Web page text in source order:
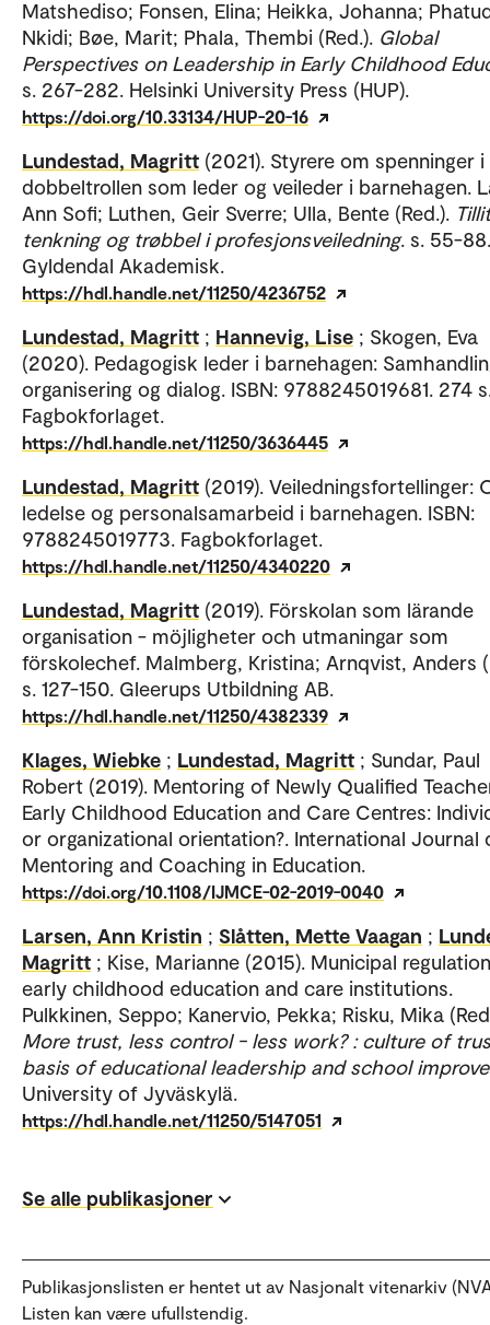
Matshediso; Fonsen, Elina; Heikka, Johanna;
Nkidi; Bøe, Marit; Phala, Thembi (Red.). Global
Perspectives on Leadership in Early Childhood
s. 267-282. Helsinki University Press (HUP).
https://doi.org/10.33134/HUP-20-16
Lundestad, Magritt (2021). Styrere om spenninger i
dobbeltrollen som leder og veileder i barnehagen.
Ann Sofi; Luthen, Geir Sverre; Ulla, Bente (Red.).
tenkning og trøbbel i profesjonsveiledning. s. 55-88.
Gyldendal Akademisk.
https://hdl.handle.net/11250/4236752
Lundestad, Magritt ; Hannevig, Lise ; Skogen, Eva
(2020). Pedagogisk leder i barnehagen:
organisering og dialog. ISBN: 9788245019681. 274
Fagbokforlaget.
https://hdl.handle.net/11250/3636445
Lundestad, Magritt (2019). Veiledningsfortellinger:
ledelse og personalsamarbeid i barnehagen. ISBN:
9788245019773. Fagbokforlaget.
https://hdl.handle.net/11250/4340220
Lundestad, Magritt (2019). Förskolan som lärande
organisation - möjligheter och utmaningar som
förskolechef. Malmberg, Kristina; Arnqvist, Anders
s. 127-150. Gleerups Utbildning AB.
https://hdl.handle.net/11250/4382339
Klages, Wiebke ; Lundestad, Magritt ; Sundar, Paul
Robert (2019). Mentoring of Newly Qualified
Early Childhood Education and Care Centres:
or organizational orientation?. International Journal
Mentoring and Coaching in Education.
https://doi.org/10.1108/IJMCE-02-2019-0040
Larsen, Ann Kristin ; Slåtten, Mette Vaagan ;
Magritt ; Kise, Marianne (2015). Municipal
early childhood education and care institutions.
Pulkkinen, Seppo; Kanervio, Pekka; Risku, Mika
More trust, less control - less work? : culture of
basis of educational leadership and school
University of Jyväskylä.
https://hdl.handle.net/11250/5147051
Se alle publikasjoner
Publikasjonslisten er hentet ut av Nasjonalt vitenarkiv
Listen kan være ufullstendig.